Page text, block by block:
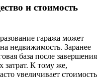
и стоимость
гаража может
недвижимость. Заранее
база после завершения
К тому же,
увеличивает стоимость